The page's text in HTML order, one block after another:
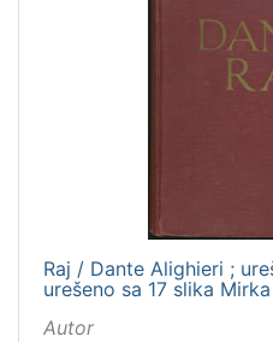
Raj / Dante Alighieri ;
urešeno sa 17 slika
Autor